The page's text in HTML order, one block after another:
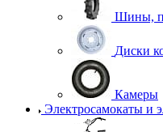
Шины,
Диски
Камеры
Электросамокаты и